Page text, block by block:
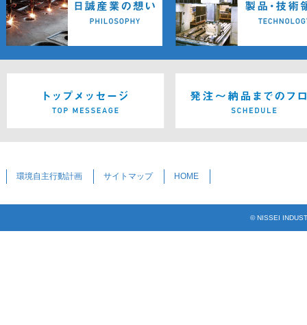
環境自主行動計画 サイトマップ HOME
© NISSEI